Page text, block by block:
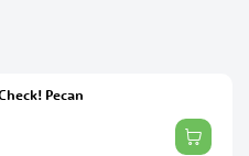
Pecan